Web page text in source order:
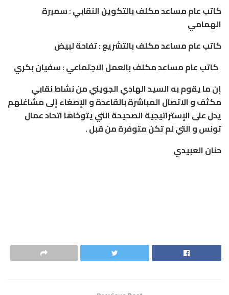
كاتبعاممساعدمكلفبالتكوينالنقابي:سميرة
الهمامي
كاتبعاممساعدمكلفبالتشريع:تفاحةلبيض
كاتبعاممساعدمكلفبالعملالاجتماعي:سفيانبكري
إنمايقومبهالسيدالهاديالجوينيمننشاطنقابي
مكثفوالاتصالالمباشرةبالقاعدةوالإصغاءإلىمشاغلهم
يدلعلىالإستراتيجيةالصحيحةالتييتوخاهااتحادعمال
تونسوالتيلمتكنمتوفرةمنقبل.
حنانالعبيدي